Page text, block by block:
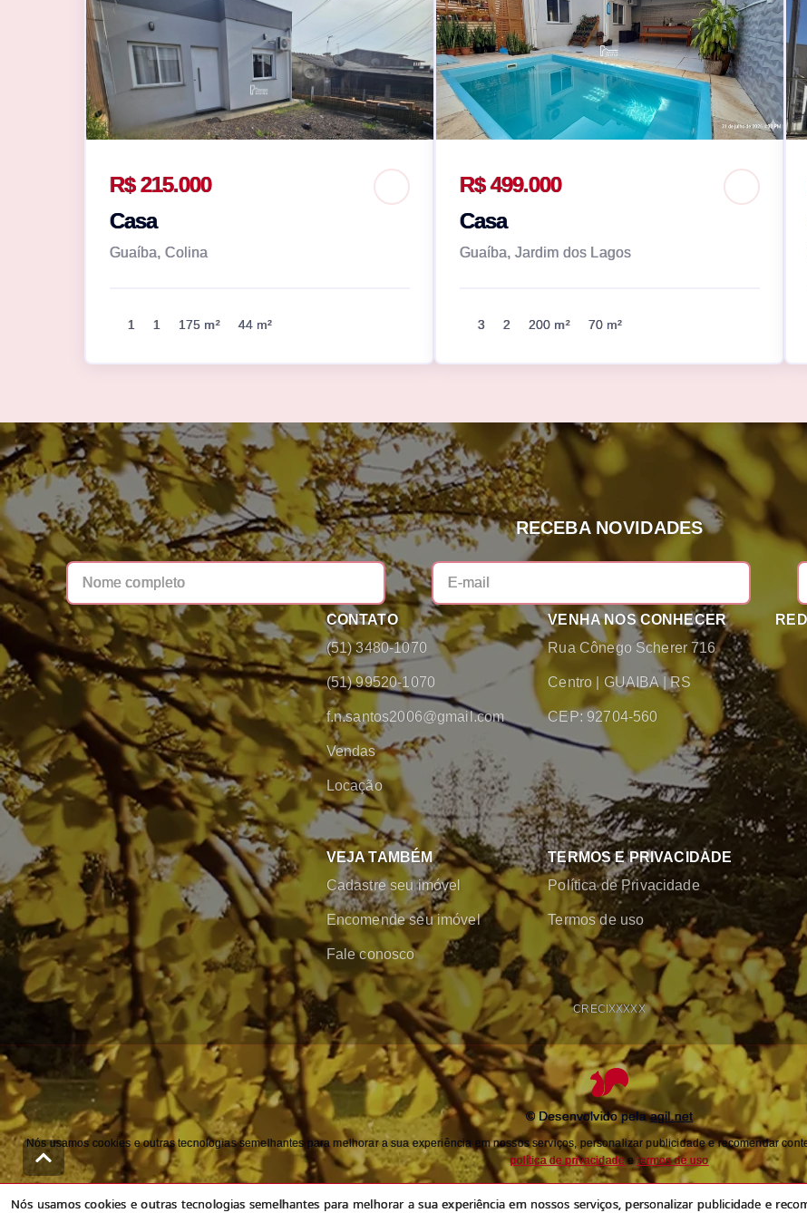
R$ 215.000
Casa
Guaíba, Colina
1 1 175 m² 44 m²
R$ 499.000
Casa
Guaíba, Jardim dos Lagos
3 2 200 m² 70 m²
RECEBA NOVIDADES
CONTATO
(51) 3480-1070
(51) 99520-1070
f.n.santos2006@gmail.com
Vendas
Locação
VENHA NOS CONHECER
Rua Cônego Scherer 716
Centro GUAIBA |RS
CEP: 92704-560
VEJA TAMBÉM
Cadastre seu imóvel
Encomende seu imóvel
Fale conosco
TERMOS E PRIVACIDADE
Política de Privacidade
Termos de uso
CRECI XXXXX
© Desenvolvido pelaagil.net
Nós usamos cookies e outras tecnologias semelhantes para melhorar a sua experiência em nossos serviços, personalizar publicidade e recomendar
política de privacidadeetermos de uso
Nós usamos cookies e outras tecnologias semelhantes para melhorar a sua experiência em nossos serviços, personalizar publicidade e